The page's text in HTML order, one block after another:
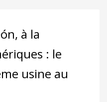
à la
: le
usine au